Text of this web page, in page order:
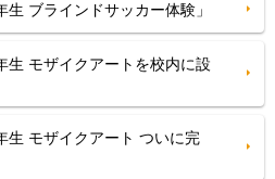
ブラインドサッカー体験」
生 モザイクアートを校内に設
生 モザイクアート ついに完